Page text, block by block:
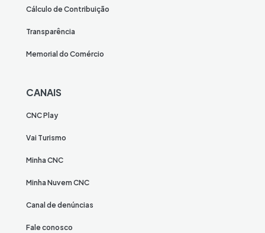
Cálculo de Contribuição
Transparência
Memorial do Comércio
CANAIS
CNC Play
Vai Turismo
Minha CNC
Minha Nuvem CNC
Canal de denúncias
Fale conosco